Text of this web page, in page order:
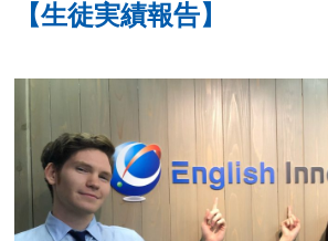
【生徒実績報告】